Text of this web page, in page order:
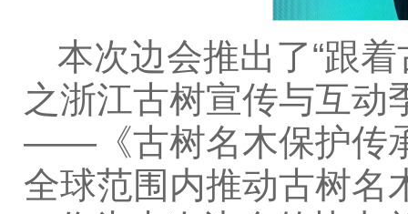
本次边会推出了“跟
之浙江古树宣传与互动
——《古树名木保护传
全球范围内推动古树名